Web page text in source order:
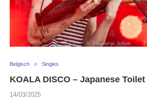
Belgisch Singles
KOALA DISCO – Japanese Toilet
14/03/2025